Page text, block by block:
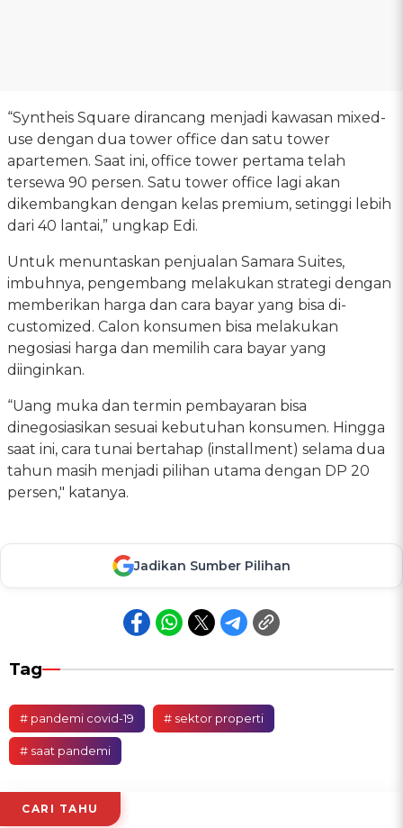
“Syntheis Square dirancang menjadi kawasan mixed-
use dengan dua tower office dan satu tower
apartemen. Saat ini, office tower pertama telah
tersewa 90 persen. Satu tower office lagi akan
dikembangkan dengan kelas premium, setinggi lebih
dari 40 lantai,” ungkap Edi.
Untuk menuntaskan penjualan Samara Suites,
imbuhnya, pengembang melakukan strategi dengan
memberikan harga dan cara bayar yang bisa di-
customized. Calon konsumen bisa melakukan
negosiasi harga dan memilih cara bayar yang
diinginkan.
“Uang muka dan termin pembayaran bisa
dinegosiasikan sesuai kebutuhan konsumen. Hingga
saat ini, cara tunai bertahap (installment) selama dua
tahun masih menjadi pilihan utama dengan DP 20
persen," katanya.
Jadikan Sumber Pilihan
Tag
# pandemi covid-19 # sektor properti
# saat pandemi
CARI TAHU